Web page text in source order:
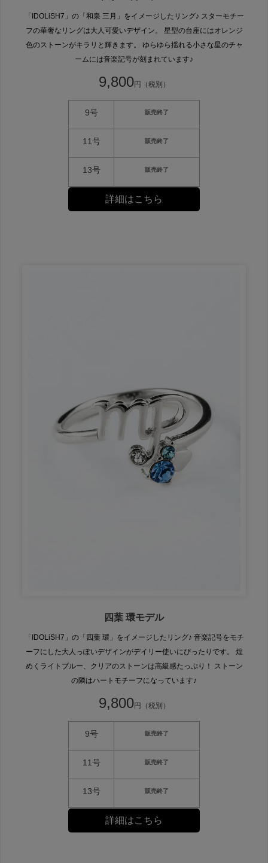
「IDOLiSH7」の「和泉 三月」をイメージしたリング♪ スターモチー
フの華奢なリングは大人可愛いデザイン。 星型の台座にはオレンジ
色のストーンがキラリと輝きます。 ゆらゆら揺れる小さな星のチャ
ームには音楽記号が刻まれています♪
9,800円（税別）
9号 販売終了
11号 販売終了
13号 販売終了
詳細はこちら
四葉 環モデル
「IDOLiSH7」の「四葉 環」をイメージしたリング♪ 音楽記号をモチ
ーフにした大人っぽいデザインがデイリー使いにぴったりです。 煌
めくライトブルー、クリアのストーンは高級感たっぷり！ ストーン
の隣はハートモチーフになっています♪
9,800円（税別）
9号 販売終了
11号 販売終了
13号 販売終了
詳細はこちら